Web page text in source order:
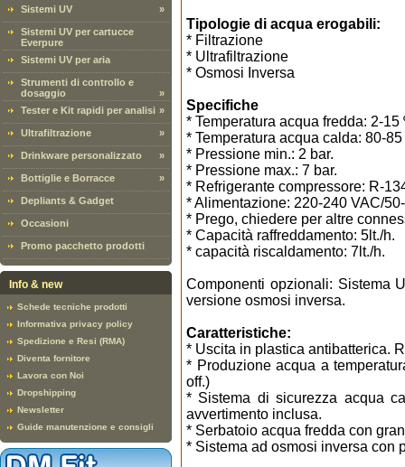
Sistemi UV »
Sistemi UV per cartucce
Everpure
Sistemi UV per aria
Strumenti di controllo e
dosaggio
»
Tester e Kit rapidi per analisi »
Ultrafiltrazione »
Drinkware personalizzato »
Bottiglie e Borracce »
Depliants & Gadget
Occasioni
Promo pacchetto prodotti
Info & new
Schede tecniche prodotti
Informativa privacy policy
Spedizione e Resi (RMA)
Diventa fornitore
Lavora con Noi
Dropshipping
Newsletter
Guide manutenzione e consigli
Tipologie di acqua erogabili:
* Filtrazione
* Ultrafiltrazione
* Osmosi Inversa
Specifiche
* Temperatura acqua fredda: 2-15
* Temperatura acqua calda: 80-85
* Pressione min.: 2 bar.
* Pressione max.: 7 bar.
* Refrigerante compressore: R-
* Alimentazione: 220-240 VAC/
* Prego, chiedere per altre
* Capacità raffreddamento: 5lt./h.
* capacità riscaldamento: 7lt./h.
Componenti opzionali: Sistema
versione osmosi inversa.
Caratteristiche:
* Uscita in plastica antibatterica.
* Produzione acqua a
off.)
* Sistema di sicurezza acqua
avvertimento inclusa.
* Serbatoio acqua fredda con
* Sistema ad osmosi inversa con